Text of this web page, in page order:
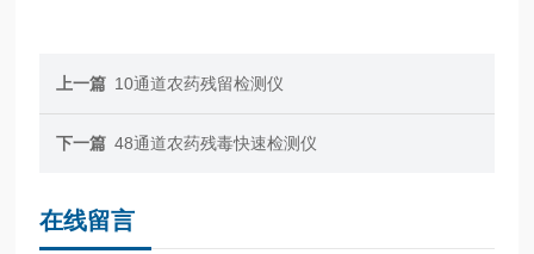
上一篇 10通道农药残留检测仪
下一篇 48通道农药残毒快速检测仪
在线留言